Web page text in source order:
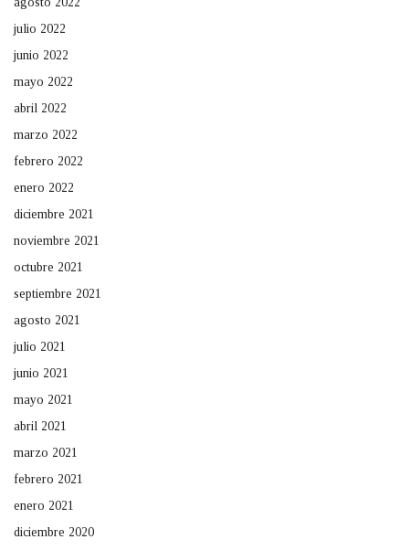
julio 2022
junio 2022
mayo 2022
abril 2022
marzo 2022
febrero 2022
enero 2022
diciembre 2021
noviembre 2021
octubre 2021
septiembre 2021
agosto 2021
julio 2021
junio 2021
mayo 2021
abril 2021
marzo 2021
febrero 2021
enero 2021
diciembre 2020